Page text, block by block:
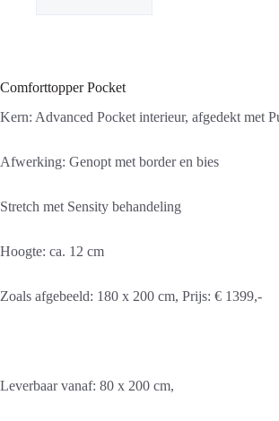
Comforttopper Pocket
Kern: Advanced Pocket interieur, afgedekt met
Afwerking: Genopt met border en bies
Stretch met Sensity behandeling
Hoogte: ca. 12 cm
Zoals afgebeeld: 180 x 200 cm, Prijs: € 1399,-
Leverbaar vanaf: 80 x 200 cm,